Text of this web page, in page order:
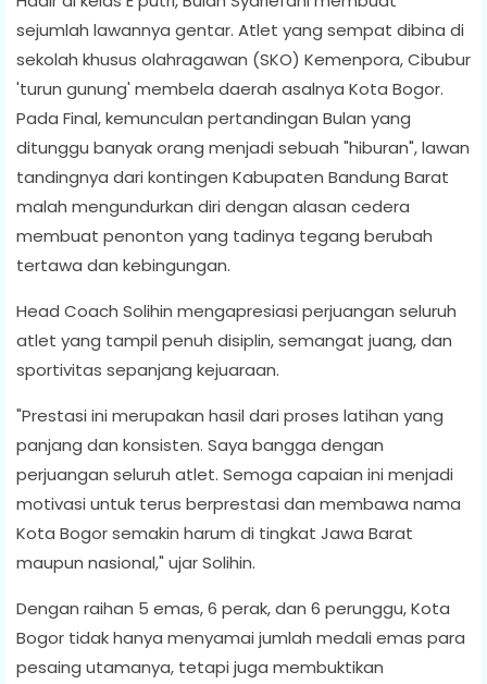
sejumlah lawannya gentar. Atlet yang sempat dibina di
sekolah khusus olahragawan (SKO) Kemenpora, Cibubur
'turun gunung' membela daerah asalnya Kota Bogor.
Pada Final, kemunculan pertandingan Bulan yang
ditunggu banyak orang menjadi sebuah "hiburan", lawan
tandingnya dari kontingen Kabupaten Bandung Barat
malah mengundurkan diri dengan alasan cedera
membuat penonton yang tadinya tegang berubah
tertawa dan kebingungan.
Head Coach Solihin mengapresiasi perjuangan seluruh
atlet yang tampil penuh disiplin, semangat juang, dan
sportivitas sepanjang kejuaraan.
"Prestasi ini merupakan hasil dari proses latihan yang
panjang dan konsisten. Saya bangga dengan
perjuangan seluruh atlet. Semoga capaian ini menjadi
motivasi untuk terus berprestasi dan membawa nama
Kota Bogor semakin harum di tingkat Jawa Barat
maupun nasional," ujar Solihin.
Dengan raihan 5 emas, 6 perak, dan 6 perunggu, Kota
Bogor tidak hanya menyamai jumlah medali emas para
pesaing utamanya, tetapi juga membuktikan